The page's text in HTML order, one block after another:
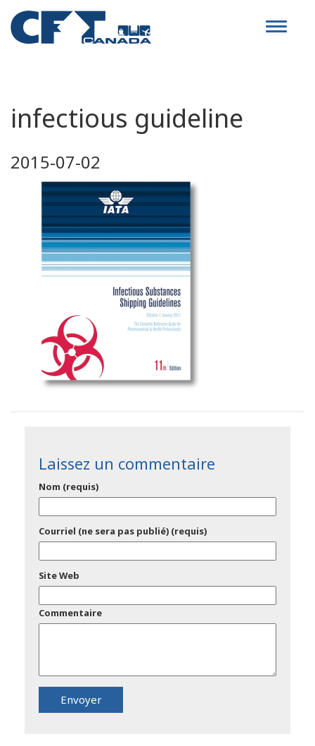
Toggle
infectious guideline
2015-07-02
Laissez un commentaire
Nom (requis)
Courriel (ne sera pas publié) (requis)
Site Web
Commentaire